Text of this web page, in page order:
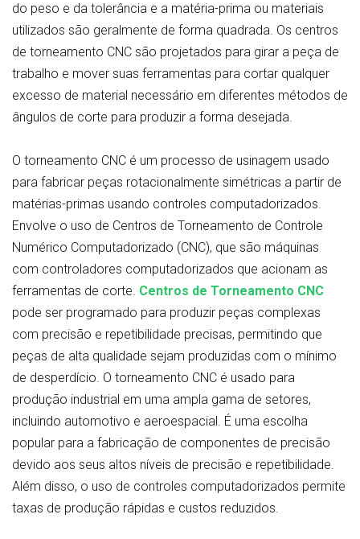
do peso e da tolerância e a matéria-prima ou materiais
utilizados são geralmente de forma quadrada. Os centros
de torneamento CNC são projetados para girar a peça de
trabalho e mover suas ferramentas para cortar qualquer
excesso de material necessário em diferentes métodos de
ângulos de corte para produzir a forma desejada.
O torneamento CNC é um processo de usinagem usado
para fabricar peças rotacionalmente simétricas a partir de
matérias-primas usando controles computadorizados.
Envolve o uso de Centros de Torneamento de Controle
Numérico Computadorizado (CNC), que são máquinas
com controladores computadorizados que acionam as
ferramentas de corte. Centros de Torneamento CNC
pode ser programado para produzir peças complexas
com precisão e repetibilidade precisas, permitindo que
peças de alta qualidade sejam produzidas com o mínimo
de desperdício. O torneamento CNC é usado para
produção industrial em uma ampla gama de setores,
incluindo automotivo e aeroespacial. É uma escolha
popular para a fabricação de componentes de precisão
devido aos seus altos níveis de precisão e repetibilidade.
Além disso, o uso de controles computadorizados permite
taxas de produção rápidas e custos reduzidos.